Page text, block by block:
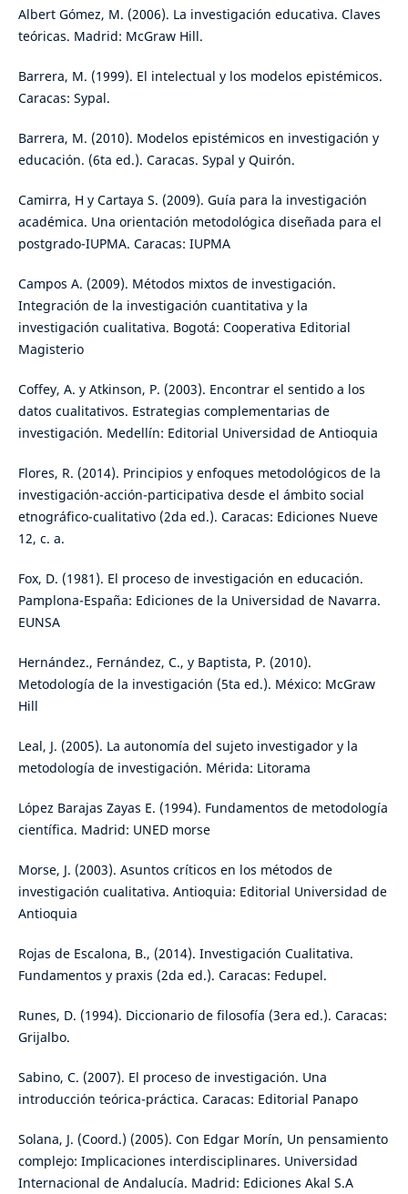
Albert Gómez, M. (2006). La investigación educativa. Claves
teóricas. Madrid: McGraw Hill.
Barrera, M. (1999). El intelectual y los modelos epistémicos.
Caracas: Sypal.
Barrera, M. (2010). Modelos epistémicos en investigación y
educación. (6ta ed.). Caracas. Sypal y Quirón.
Camirra, H y Cartaya S. (2009). Guía para la investigación
académica. Una orientación metodológica diseñada para el
postgrado-IUPMA. Caracas: IUPMA
Campos A. (2009). Métodos mixtos de investigación.
Integración de la investigación cuantitativa y la
investigación cualitativa. Bogotá: Cooperativa Editorial
Magisterio
Coffey, A. y Atkinson, P. (2003). Encontrar el sentido a los
datos cualitativos. Estrategias complementarias de
investigación. Medellín: Editorial Universidad de Antioquia
Flores, R. (2014). Principios y enfoques metodológicos de la
investigación-acción-participativa desde el ámbito social
etnográfico-cualitativo (2da ed.). Caracas: Ediciones Nueve
12, c. a.
Fox, D. (1981). El proceso de investigación en educación.
Pamplona-España: Ediciones de la Universidad de Navarra.
EUNSA
Hernández., Fernández, C., y Baptista, P. (2010).
Metodología de la investigación (5ta ed.). México: McGraw
Hill
Leal, J. (2005). La autonomía del sujeto investigador y la
metodología de investigación. Mérida: Litorama
López Barajas Zayas E. (1994). Fundamentos de metodología
científica. Madrid: UNED morse
Morse, J. (2003). Asuntos críticos en los métodos de
investigación cualitativa. Antioquia: Editorial Universidad de
Antioquia
Rojas de Escalona, B., (2014). Investigación Cualitativa.
Fundamentos y praxis (2da ed.). Caracas: Fedupel.
Runes, D. (1994). Diccionario de filosofía (3era ed.). Caracas:
Grijalbo.
Sabino, C. (2007). El proceso de investigación. Una
introducción teórica-práctica. Caracas: Editorial Panapo
Solana, J. (Coord.) (2005). Con Edgar Morín, Un pensamiento
complejo: Implicaciones interdisciplinares. Universidad
Internacional de Andalucía. Madrid: Ediciones Akal S.A